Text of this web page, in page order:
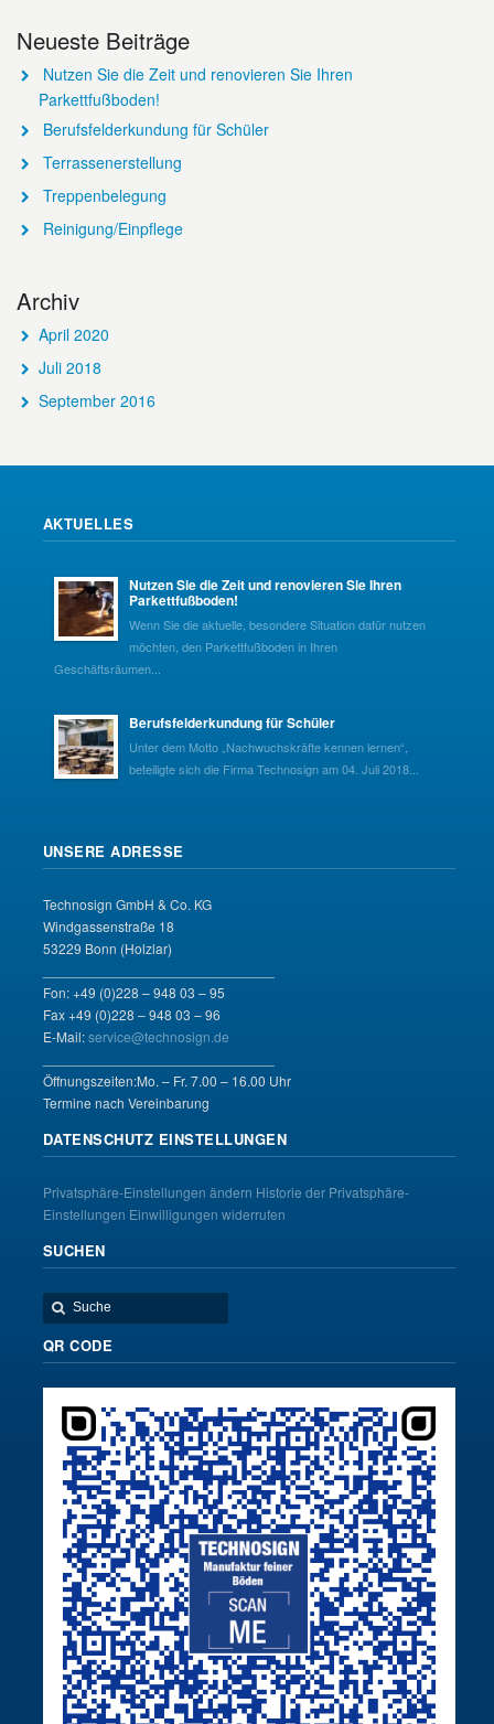
Neueste Beiträge
Nutzen Sie die Zeit und renovieren Sie Ihren
Parkettfußboden!
Berufsfelderkundung für Schüler
Terrassenerstellung
Treppenbelegung
Reinigung/Einpflege
Archiv
April 2020
Juli 2018
September 2016
AKTUELLES
Nutzen Sie die Zeit und renovieren Sie Ihren
Parkettfußboden!
Wenn Sie die aktuelle, besondere Situation dafür nutzen
möchten, den Parkettfußboden in Ihren
Geschäftsräumen...
Berufsfelderkundung für Schüler
Unter dem Motto „Nachwuchskräfte kennen lernen“,
beteiligte sich die Firma Technosign am 04. Juli 2018...
UNSERE ADRESSE
Technosign GmbH & Co. KG
Windgassenstraße 18
53229 Bonn (Holzlar)
Fon: +49 (0)228 – 948 03 – 95
Fax +49 (0)228 – 948 03 – 96
E-Mail:service@technosign.de
Öffnungszeiten:Mo. – Fr. 7.00 – 16.00 Uhr
Termine nach Vereinbarung
DATENSCHUTZ EINSTELLUNGEN
Privatsphäre-Einstellungen ändern Historie der Privatsphäre-
Einstellungen Einwilligungen widerrufen
SUCHEN
QR CODE